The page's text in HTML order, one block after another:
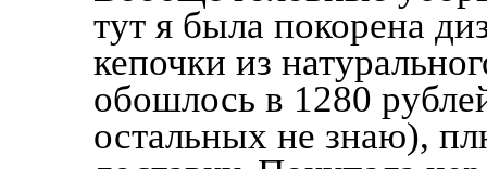
тут я была покорена
кепочки из
обошлось в 1280
остальных не знаю),